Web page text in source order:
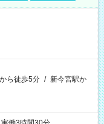
ら徒歩5分 / 新今宮駅か